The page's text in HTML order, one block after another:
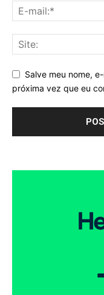
Salve meu nome,
próxima vez que eu